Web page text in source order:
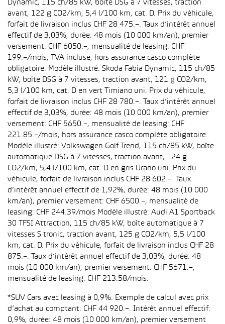
Dynamic, 115 ch/85 kW, boîte DSG à 7 vitesses, traction
avant, 122 g CO2/km, 5,4 l/100 km, cat. D. Prix du véhicule,
forfait de livraison inclus CHF 28 475.–. Taux d’intérêt annuel
effectif de 3,03%, durée: 48 mois (10 000 km/an), premier
versement: CHF 6050.–, mensualité de leasing: CHF
199.–/mois, TVA incluse, hors assurance casco complète
obligatoire. Modèle illustré: Skoda Fabia Dynamic, 115 ch/85
kW, boîte DSG à 7 vitesses, traction avant, 121 g CO2/km,
5,3 l/100 km, cat. D en vert Timiano uni. Prix du véhicule,
forfait de livraison inclus CHF 28 780.–. Taux d’intérêt annuel
effectif de 3,03%, durée: 48 mois (10 000 km/an), premier
versement: CHF 5650.–, mensualité de leasing: CHF
221.85.–/mois, hors assurance casco complète obligatoire.
Modèle illustré: Volkswagen Golf Trend, 115 ch/85 kW, boîte
automatique DSG à 7 vitesses, traction avant, 124 g
CO2/km, 5,4 l/100 km, cat. D en gris Urano uni. Prix du
véhicule, forfait de livraison inclus CHF 28 602.–. Taux
d’intérêt annuel effectif de 1,92%, durée: 48 mois (10 000
km/an), premier versement: CHF 6500.–, mensualité de
leasing: CHF 244.39/mois Modèle illustré: Audi A1 Sportback
30 TFSI Attraction, 115 ch/85 kW, boîte automatique à 7
vitesses S tronic, traction avant, 125 g CO2/km, 5,5 l/100
km, cat. D. Prix du véhicule, forfait de livraison inclus CHF 28
875.–. Taux d’intérêt annuel effectif de 3,03%, durée: 48
mois (10 000 km/an), premier versement: CHF 5671.–,
mensualité de leasing: CHF 213.58/mois.
*SUV Cars avec leasing à 0,9%: Exemple de calcul avec prix
d’achat au comptant: CHF 44 920.–. Intérêt annuel effectif:
0,9%, durée: 48 mois (10 000 km/an), premier versement